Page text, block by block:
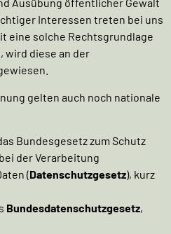
Ausübung öffentlicher Gewalt
Interessen treten bei uns
eine solche Rechtsgrundlage
wird diese an der
gelten auch noch nationale
Bundesgesetz zum Schutz
der Verarbeitung
(Datenschutzgesetz), kurz
Bundesdatenschutzgesetz,